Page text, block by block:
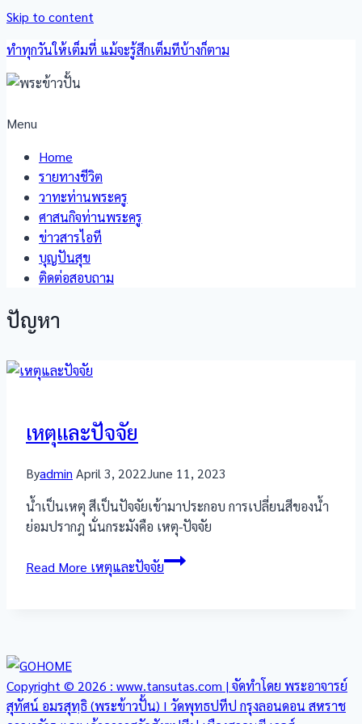
Skip to content
ทำทุกวันให้เต็มที่ แม้จะรู้สึกเต็มทีบ้างก็ตาม
Menu
Home
รายทางชีวิต
วาทะท่านพระครู
ศาสนกิจท่านพระครู
ข่าวสารไอที
บุญปันสุข
ติดต่อสอบถาม
ปัญหา
เหตุและปัจจัย
Byadmin April 3, 2022June 11, 2023
น้ำเป็นเหตุ สีเป็นปัจจัยเข้ามาประกอบ การเปลี่ยนสีของน้ำ
ย่อมปรากฎ นั่นกระมังคือ เหตุ-ปัจจัย
Read More เหตุและปัจจัย
Copyright © 2026 : www.tansutas.com | จัดทำโดย พระอาจารย์
สุทัศน์ อมรสุทฺธิ (พระข้าวปั้น) I วัดพุทธปทีป กรุงลอนดอน สหราช